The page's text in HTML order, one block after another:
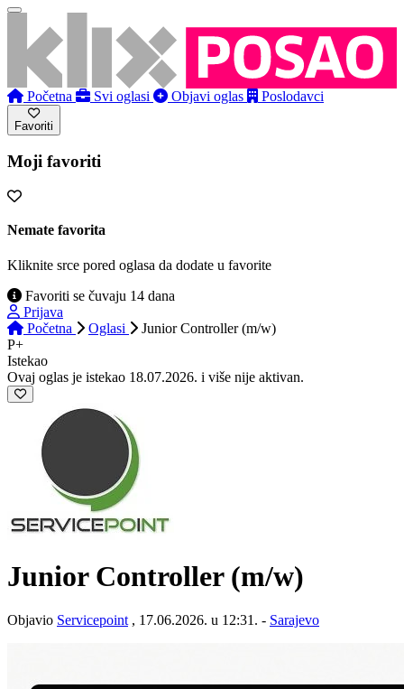
Početna Svi oglasi Objavi oglas Poslodavci
Favoriti
Moji favoriti
Nemate favorita
Kliknite srce pored oglasa da dodate u favorite
Favoriti se čuvaju 14 dana
Prijava
Početna
Oglasi
Junior Controller (m/w)
P+
Istekao
Ovaj oglas je istekao 18.07.2026. i više nije aktivan.
Junior Controller (m/w)
Objavio Servicepoint , 17.06.2026. u 12:31. - Sarajevo